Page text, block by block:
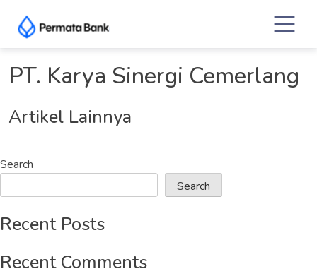
content
PT. Karya Sinergi Cemerlang
Artikel Lainnya
Search
Search
Recent Posts
Recent Comments